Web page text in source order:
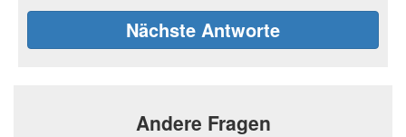
Nächste Antworte
Andere Fragen